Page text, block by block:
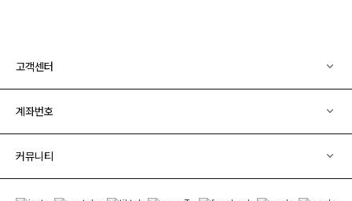
고객센터
계좌번호
커뮤니티